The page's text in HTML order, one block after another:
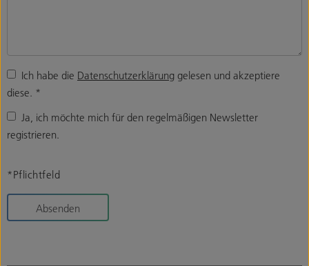
Ich habe die Datenschutzerklärung gelesen und akzeptiere
diese. *
Ja, ich möchte mich für den regelmäßigen Newsletter
registrieren.
*Pflichtfeld
Absenden